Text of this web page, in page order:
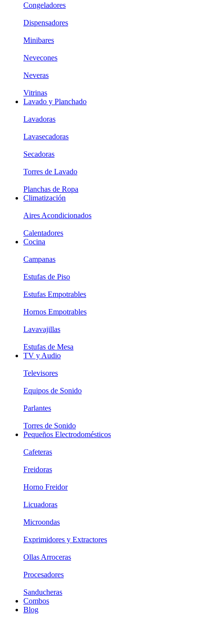
Congeladores
Dispensadores
Minibares
Nevecones
Neveras
Vitrinas
Lavado y Planchado
Lavadoras
Lavasecadoras
Secadoras
Torres de Lavado
Planchas de Ropa
Climatización
Aires Acondicionados
Calentadores
Cocina
Campanas
Estufas de Piso
Estufas Empotrables
Hornos Empotrables
Lavavajillas
Estufas de Mesa
TV y Audio
Televisores
Equipos de Sonido
Parlantes
Torres de Sonido
Pequeños Electrodomésticos
Cafeteras
Freidoras
Horno Freidor
Licuadoras
Microondas
Exprimidores y Extractores
Ollas Arroceras
Procesadores
Sanducheras
Combos
Blog